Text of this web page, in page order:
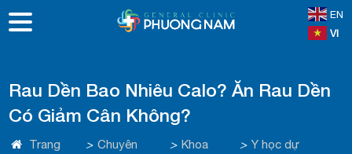
EN
VI
Rau Dền Bao Nhiêu Calo? Ăn Rau Dền
Có Giảm Cân Không?
Trang
> Chuyên
> Khoa
> Y học dự